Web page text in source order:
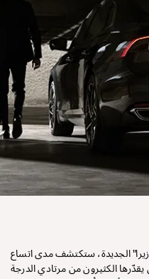
الجديدة، ستكتشف مدى اتساع
يقدّرها الكثيرون من مرتادي الدرجة